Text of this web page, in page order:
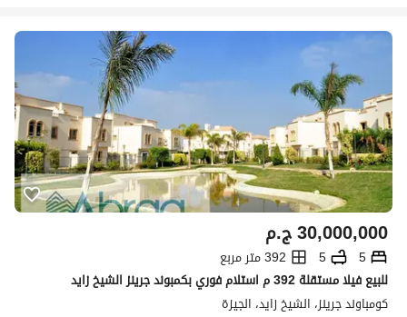
ج.م30,000,000
5
5
392 متر مربع
للبيع فيلا مستقلة 392 م استلام فوري بكمبوند جرينز الشيخ زايد
كومباوند جرينز، الشيخ زايد، الجيزة